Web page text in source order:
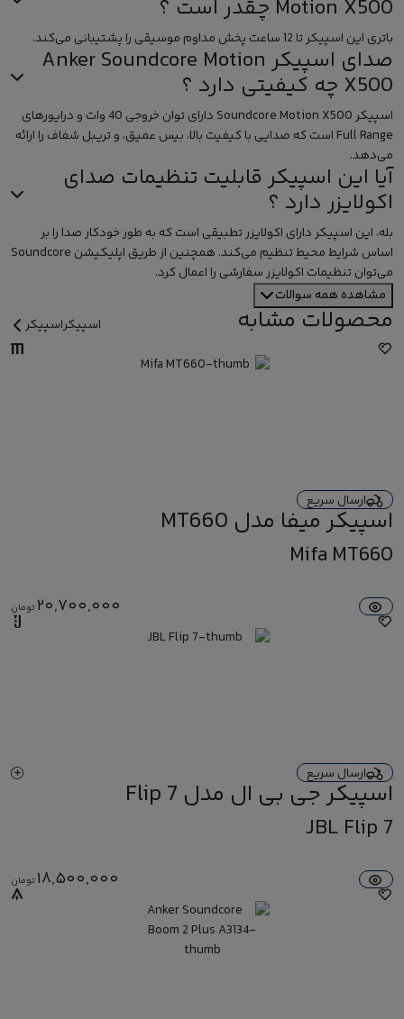
Motion X500 چقدر است ؟
باتری این اسپیکر تا 12 ساعت پخش مداوم موسیقی را پشتیبانی می‌کند.
صدای اسپیکر Anker Soundcore Motion
X500 چه کیفیتی دارد ؟
اسپیکر Soundcore Motion X500 دارای توان خروجی 40 وات و درایورهای
Full Range است که صدایی با کیفیت بالا، بیس عمیق، و تریبل شفاف را ارائه
می‌دهد.
آیا این اسپیکر قابلیت تنظیمات صدای
اکولایزر دارد ؟
بله، این اسپیکر دارای اکولایزر تطبیقی است که به طور خودکار صدا را بر
اساس شرایط محیط تنظیم می‌کند. همچنین از طریق اپلیکیشن Soundcore
می‌توان تنظیمات اکولایزر سفارشی را اعمال کرد.
مشاهده همه سوالات
محصولات مشابه اسپیکراسپیکر
ارسال سریع
اسپیکر میفا مدل MT660
Mifa MT660
20,700,000 تومان
ارسال سریع
اسپیکر جی بی ال مدل Flip 7
JBL Flip 7
18,500,000 تومان